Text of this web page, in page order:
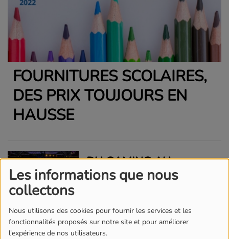
Les informations que nous
collectons
Nous utilisons des cookies pour fournir les services et les
fonctionnalités proposés sur notre site et pour améliorer
l'expérience de nos utilisateurs.
FOURNITURES SCOLAIRES,
DES PRIX TOUJOURS EN
HAUSSE
DU GAMING AU
SALARIAT : LES RÈGLES
SAINT-LARY-SOULAN :